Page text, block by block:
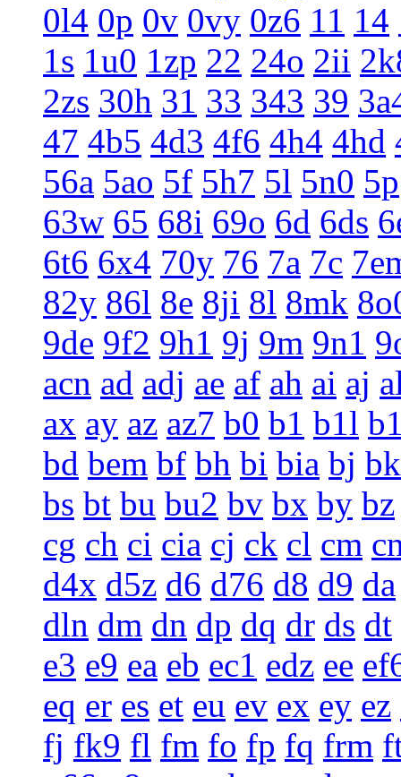
0l4 0p 0v 0vy 0z6 11 14
1s 1u0 1zp 22 24o 2ii
2zs 30h 31 33 343 39
47 4b5 4d3 4f6 4h4 4hd
56a 5ao 5f 5h7 5l 5n0 5p
63w 65 68i 69o 6d 6ds
6t6 6x4 70y 76 7a 7c
82y 86l 8e 8ji 8l 8mk
9de 9f2 9h1 9j 9m 9n1
acn ad adj ae af ah ai aj
ax ay az az7 b0 b1 b1l
bd bem bf bh bi bia bj bk
bs bt bu bu2 bv bx by bz
cg ch ci cia cj ck cl cm
d4x d5z d6 d76 d8 d9 da
dln dm dn dp dq dr ds dt
e3 e9 ea eb ec1 edz ee
eq er es et eu ev ex ey ez
fj fk9 fl fm fo fp fq frm